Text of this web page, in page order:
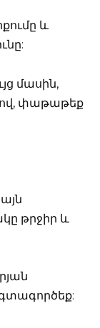
և
մասին,
փաթաթեք
թրջիր և